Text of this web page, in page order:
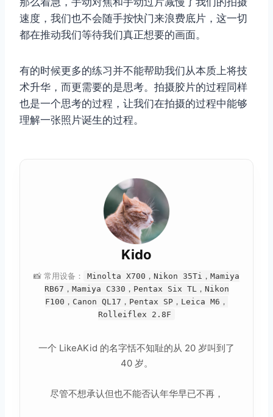
速度，我们也不会随手按快门来浪费底片，这一切
都在推动我们等待我们真正想要的画面。
有的时候更多的练习并不能帮助我们从本质上将技
术升华，而更需要的是思考。拍摄胶片的过程同样
也是一个思考的过程，让我们在拍摄的过程中能够
理解一张照片诞生的过程。
Kido
📸 常用设备：
Minolta X700，Nikon 35Ti，Mamiya
RB67，Mamiya C330，Pentax Six TL，Nikon
F100，Canon QL17，Pentax SP，Leica M6，
Rolleiflex 2.8F
一个 LikeAKid 的名字恬不知耻的从 20 岁叫到了
40 岁。
尽管不想承认但也不能否认年华早已不再，